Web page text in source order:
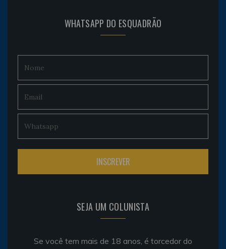
WHATSAPP DO ESQUADRÃO
SEJA UM COLUNISTA
Se você tem mais de 18 anos, é torcedor do